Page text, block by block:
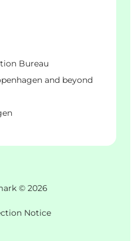
Bureau
and beyond
© 2026
Notice